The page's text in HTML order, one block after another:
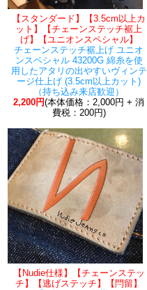
【スタンダード】【3.5cm以上カ
ット】【チェーンステッチ裾上
げ】【ユニオンスペシャル】
チェーンステッチ裾上げ ユニオ
ンスペシャル 43200G 綿糸を使
用したアタリの出やすいヴィンテ
ージ仕上げ (3.5cm以上カット)
（持ち込み来店歓迎）
2,200円(本体価格：2,000円 + 消
費税：200円)
【Nudie仕様】【チェーンステッ
チ】【逃げステッチ】【閂留】